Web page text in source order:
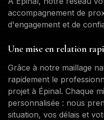
accompagnement de
d'engagement et de
Une mise en relation
Grâce à notre maillage
rapidement le
projet à Épinal. Chaque
personnalisée : nous
situation, vos délais et